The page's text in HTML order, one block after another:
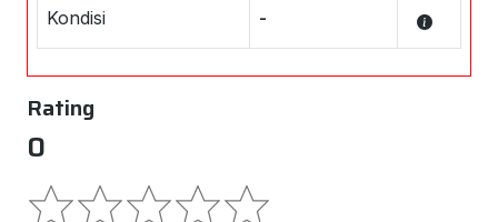
Kondisi -
Rating
0